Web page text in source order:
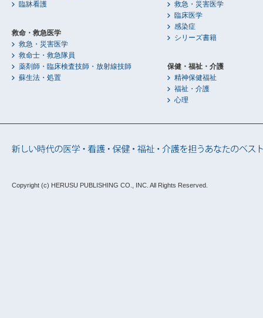
臨牀看護
救命・救急医学
救急・災害医学
救命士・救急隊員
薬剤師・臨床検査技師・放射線技師
蘇生法・処置
救急・災害医学
臨床医学
感染症
シリーズ書籍
保健・福祉・介護
精神保健福祉
福祉・介護
心理
Copyright (c) HERUSU PUBLISHING CO., INC. All Rights Reserved.